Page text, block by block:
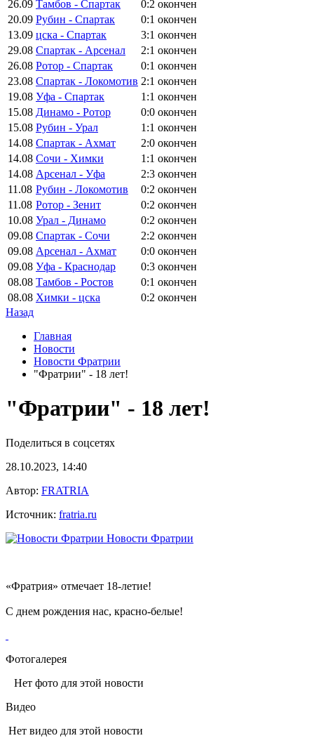
26.09 Тамбов - Спартак 0:2 окончен
20.09 Рубин - Спартак 0:1 окончен
13.09 цска - Спартак 3:1 окончен
29.08 Спартак - Арсенал 2:1 окончен
26.08 Ротор - Спартак 0:1 окончен
23.08 Спартак - Локомотив 2:1 окончен
19.08 Уфа - Спартак 1:1 окончен
15.08 Динамо - Ротор 0:0 окончен
15.08 Рубин - Урал 1:1 окончен
14.08 Спартак - Ахмат 2:0 окончен
14.08 Сочи - Химки 1:1 окончен
14.08 Арсенал - Уфа 2:3 окончен
11.08 Рубин - Локомотив 0:2 окончен
11.08 Ротор - Зенит 0:2 окончен
10.08 Урал - Динамо 0:2 окончен
09.08 Спартак - Сочи 2:2 окончен
09.08 Арсенал - Ахмат 0:0 окончен
09.08 Уфа - Краснодар 0:3 окончен
08.08 Тамбов - Ростов 0:1 окончен
08.08 Химки - цска 0:2 окончен
Назад
Главная
Новости
Новости Фратрии
"Фратрии" - 18 лет!
"Фратрии" - 18 лет!
Поделиться в соцсетях
28.10.2023, 14:40
Автор: FRATRIA
Источник: fratria.ru
Новости Фратрии
«Фратрия» отмечает 18-летие!
С днем рождения нас, красно-белые!
Фотогалерея
Нет фото для этой новости
Видео
Нет видео для этой новости